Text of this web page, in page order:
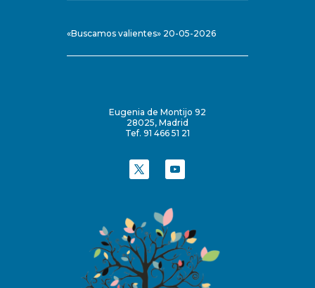
«Buscamos valientes» 20-05-2026
Eugenia de Montijo 92
28025, Madrid
Tef. 91 466 51 21